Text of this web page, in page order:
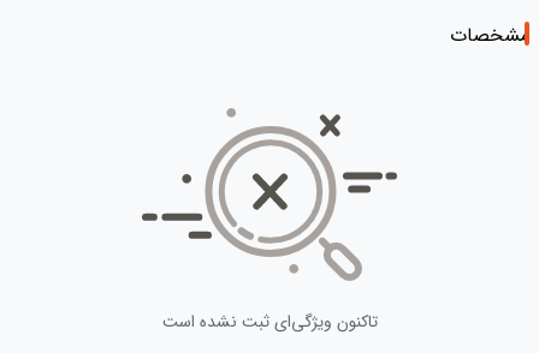
مشخصات
تاکنون ویژگی‌ای ثبت نشده است